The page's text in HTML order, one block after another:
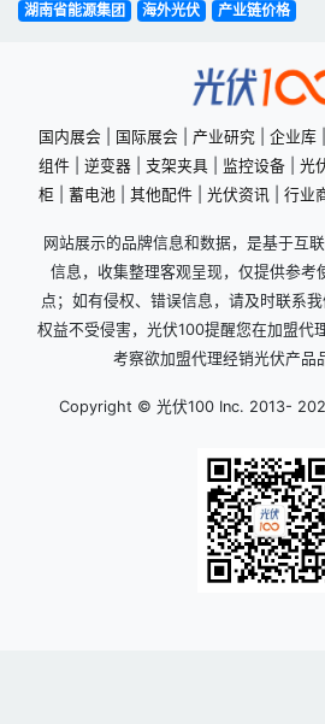
湖南省能源集团
海外光伏 产业链价格
国内展会 国际展会 产业研究 企业库
组件
逆变器 支架夹具 监控设备 光
柜
蓄电池 其他配件 光伏资讯 行业
网站展示的品牌信息和数据，是基于互
信息，收集整理客观呈现，仅提供参考
点；如有侵权、错误信息，请及时联系
权益不受侵害，光伏100提醒您在加盟代
考察欲加盟代理经销光伏产品
Copyright © 光伏100 Inc. 2013-